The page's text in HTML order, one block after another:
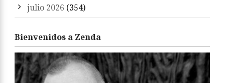
julio 2026 (354)
Bienvenidos a Zenda